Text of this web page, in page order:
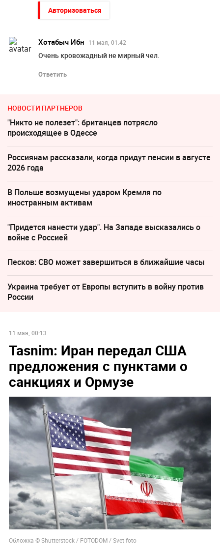
Авторизоваться
Хотабыч Ибн 11 мая, 01:42
Очень кровожадный не мирный чел.
Ответить
НОВОСТИ ПАРТНЕРОВ
"Никто не полезет": британцев потрясло
происходящее в Одессе
Россиянам рассказали, когда придут пенсии в августе
2026 года
В Польше возмущены ударом Кремля по
иностранным активам
"Придется нанести удар". На Западе высказались о
войне с Россией
Песков: СВО может завершиться в ближайшие часы
Украина требует от Европы вступить в войну против
России
11 мая, 00:13
Tasnim: Иран передал США
предложения с пунктами о
санкциях и Ормузе
Обложка © Shutterstock / FOTODOM / Svet foto